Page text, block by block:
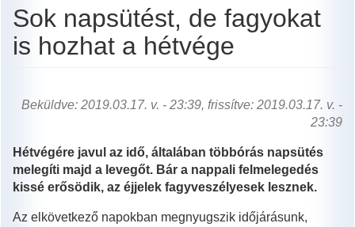
Sok napsütést, de fagyokat
is hozhat a hétvége
Beküldve: 2019.03.17. v. - 23:39, frissítve: 2019.03.17. v. -
23:39
Hétvégére javul az idő, általában többórás napsütés
melegíti majd a levegőt. Bár a nappali felmelegedés
kissé erősödik, az éjjelek fagyveszélyesek lesznek.
Az elkövetkező napokban megnyugszik időjárásunk,